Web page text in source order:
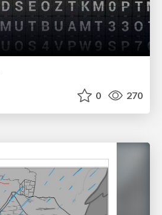
0 270